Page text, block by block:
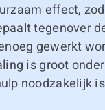
effect,
tegenover
gewerkt
is groot
noodzakelijk